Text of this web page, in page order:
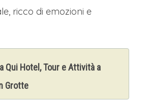
ricco di emozioni e
Qui Hotel, Tour e Attività a
Grotte